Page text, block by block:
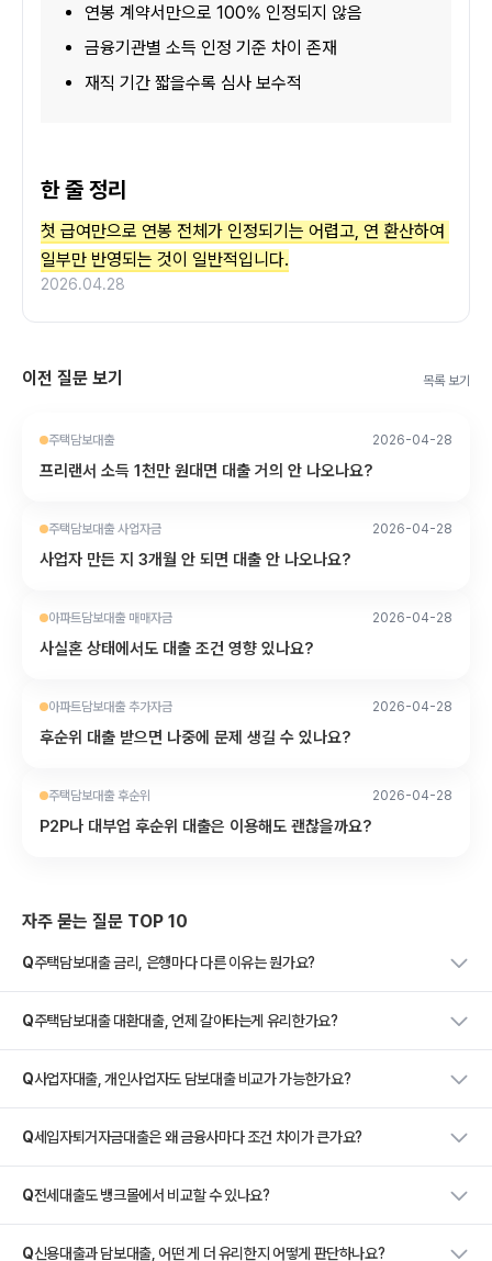
연봉 계약서만으로 100% 인정되지 않음
금융기관별 소득 인정 기준 차이 존재
재직 기간 짧을수록 심사 보수적
한 줄 정리
첫 급여만으로 연봉 전체가 인정되기는 어렵고, 연 환산하여
일부만 반영되는 것이 일반적입니다.
2026.04.28
이전 질문 보기 목록 보기
주택담보대출 2026-04-28
프리랜서 소득 1천만 원대면 대출 거의 안 나오나요?
주택담보대출 사업자금 2026-04-28
사업자 만든 지 3개월 안 되면 대출 안 나오나요?
아파트담보대출 매매자금 2026-04-28
사실혼 상태에서도 대출 조건 영향 있나요?
아파트담보대출 추가자금 2026-04-28
후순위 대출 받으면 나중에 문제 생길 수 있나요?
주택담보대출 후순위 2026-04-28
P2P나 대부업 후순위 대출은 이용해도 괜찮을까요?
자주 묻는 질문 TOP 10
Q주택담보대출 금리, 은행마다 다른 이유는 뭔가요?
Q주택담보대출 대환대출, 언제 갈아타는게 유리한가요?
Q사업자대출, 개인사업자도 담보대출 비교가 가능한가요?
Q세입자퇴거자금대출은 왜 금융사마다 조건 차이가 큰가요?
Q전세대출도 뱅크몰에서 비교할 수 있나요?
Q신용대출과 담보대출, 어떤 게 더 유리한지 어떻게 판단하나요?